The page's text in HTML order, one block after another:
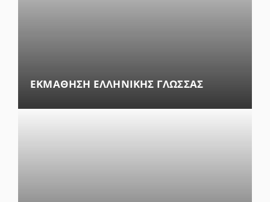
ΕΚΜΑΘΗΣΗ ΕΛΛΗΝΙΚΗΣ ΓΛΩΣΣΑΣ